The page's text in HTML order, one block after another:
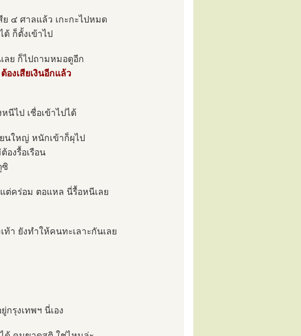
๔ ศาลแล้ว เกะกะไปหมด
ด้ ก็ตั้งเข้าไป
ลย ก็ไปถามหมอดูอีก
องเสียเงินอีกแล้ว
นีไป เชื่อเข้าไปได้
นใหญ่ หนักเข้าก็ผุไป
องรื้อเรือน
ซิ
ต่คร่อม ตอแหล นี่รื้อหนีเลย
า ยังทำให้คนทะเลาะกันเลย
กรุงเทพฯ นี่เอง